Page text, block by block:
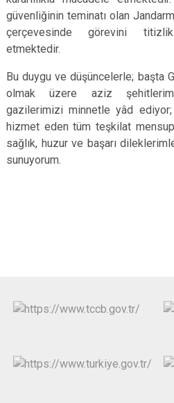
güvenliğinin teminatı olan
çerçevesinde görevini
etmektedir.
Bu duygu ve düşüncelerle; başta
olmak üzere aziz
gazilerimizi minnetle yâd
hizmet eden tüm teşkilat
sağlık, huzur ve başarı
sunuyorum.